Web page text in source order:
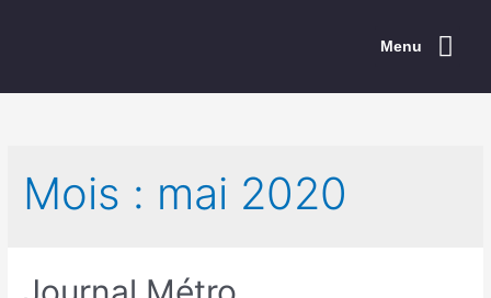
Menu
Mois : mai 2020